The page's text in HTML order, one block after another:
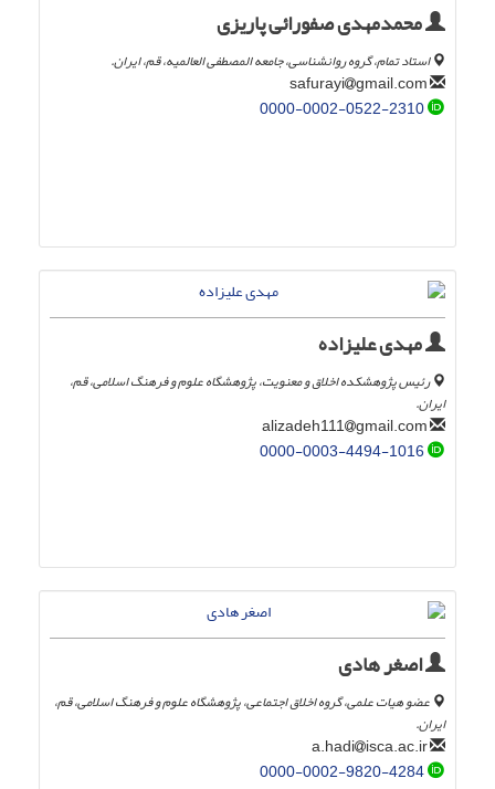
محمدمهدی صفورائی پاریزی
استاد تمام، گروه روانشناسی، جامعه المصطفی العالمیه، قم، ایران.
gmail.com
0000-0002-0522-2310
مهدی علیزاده
رئیس پژوهشکده اخلاق و معنویت، پژوهشگاه علوم و فرهنگ اسلامی، قم،
ایران.
gmail.com
0000-0003-4494-1016
اصغر هادی
عضو هیات علمی، گروه اخلاق اجتماعی، پژوهشگاه علوم و فرهنگ اسلامی، قم،
ایران.
isca.ac.ir
0000-0002-9820-4284